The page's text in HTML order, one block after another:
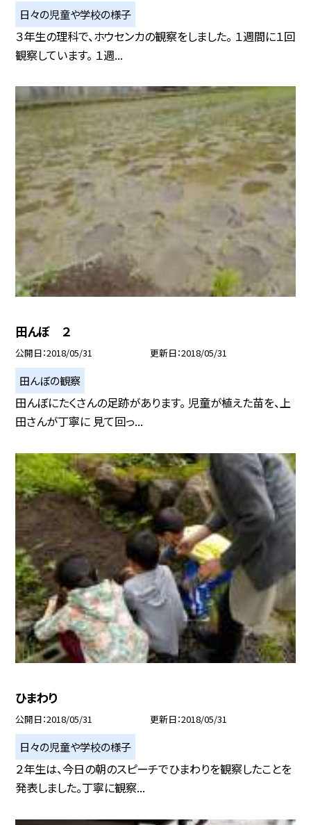
日々の児童や学校の様子
３年生の理科で、ホウセンカの観察をしました。 １週間に１回
観察しています。 １週...
田んぼ ２
公開日 2018/05/31 更新日 2018/05/31
田んぼの観察
田んぼにたくさんの足跡があります。 児童が植えた苗を、上
田さんが丁寧に 見て回っ...
ひまわり
公開日 2018/05/31 更新日 2018/05/31
日々の児童や学校の様子
２年生は、今日の朝のスピーチでひまわりを観察したことを
発表しました。丁寧に観察...